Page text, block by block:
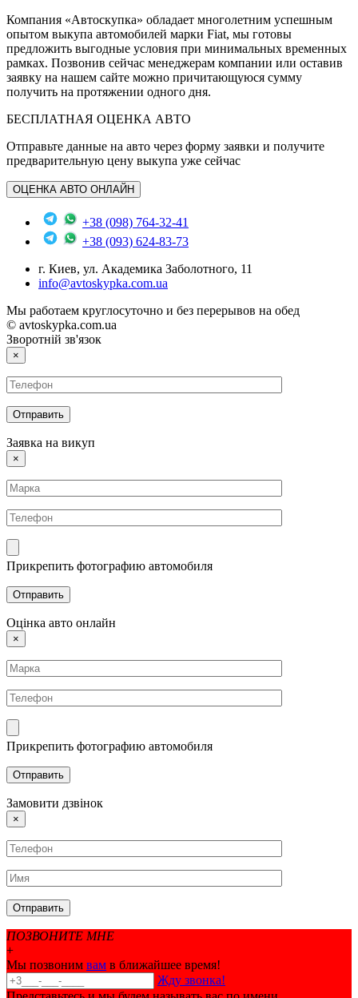
Компания «Автоскупка» обладает многолетним успешным
опытом выкупа автомобилей марки Fiat, мы готовы
предложить выгодные условия при минимальных временных
рамках. Позвонив сейчас менеджерам компании или оставив
заявку на нашем сайте можно причитающуюся сумму
получить на протяжении одного дня.
БЕСПЛАТНАЯ ОЦЕНКА АВТО
Отправьте данные на авто через форму заявки и получите
предварительную цену выкупа уже сейчас
ОЦЕНКА АВТО ОНЛАЙН
+38 (098) 764-32-41
+38 (093) 624-83-73
г. Киев, ул. Академика Заболотного, 11
info@avtoskypka.com.ua
Мы работаем круглосуточно и без перерывов на обед
© avtoskypka.com.ua
Зворотній зв'язок
×
Заявка на викуп
×
Прикрепить фотографию автомобиля
Оцінка авто онлайн
×
Прикрепить фотографию автомобиля
Замовити дзвінок
×
ПОЗВОНИТЕ МНЕ
+
Мы позвоним вам в ближайшее время!
Жду звонка!